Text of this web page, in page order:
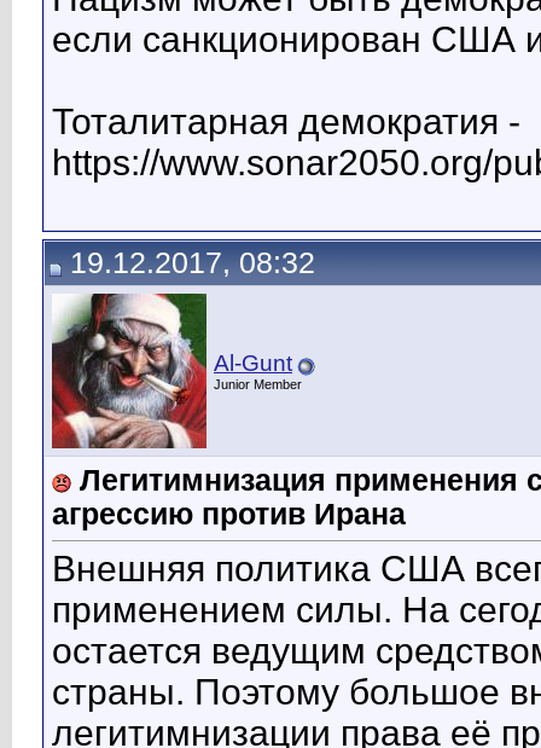
если санкционирован США
Тоталитарная демократия -
https://www.sonar2050.org/
19.12.2017, 08:32
Al-Gunt
Junior Member
Легитимнизация
агрессию против Ирана
Внешняя политика США
применением силы. На
остается ведущим
страны. Поэтому большое
легитимнизации права её